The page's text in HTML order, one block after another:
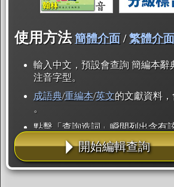
使用方法 簡體介面/繁體介面
輸入中文，預設會查詢 簡編本
注音字型。
成語典/重編本/英文的文獻資料
。
點擊「查詢造詞」瞬間列出含有
點「部首」瞬間列出所有「同部
辭典解釋的全文都經過自動斷詞
用手動重複輸入。
開始編輯查詢